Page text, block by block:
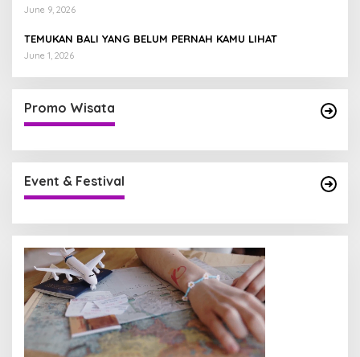
June 9, 2026
TEMUKAN BALI YANG BELUM PERNAH KAMU LIHAT
June 1, 2026
Promo Wisata
Event & Festival